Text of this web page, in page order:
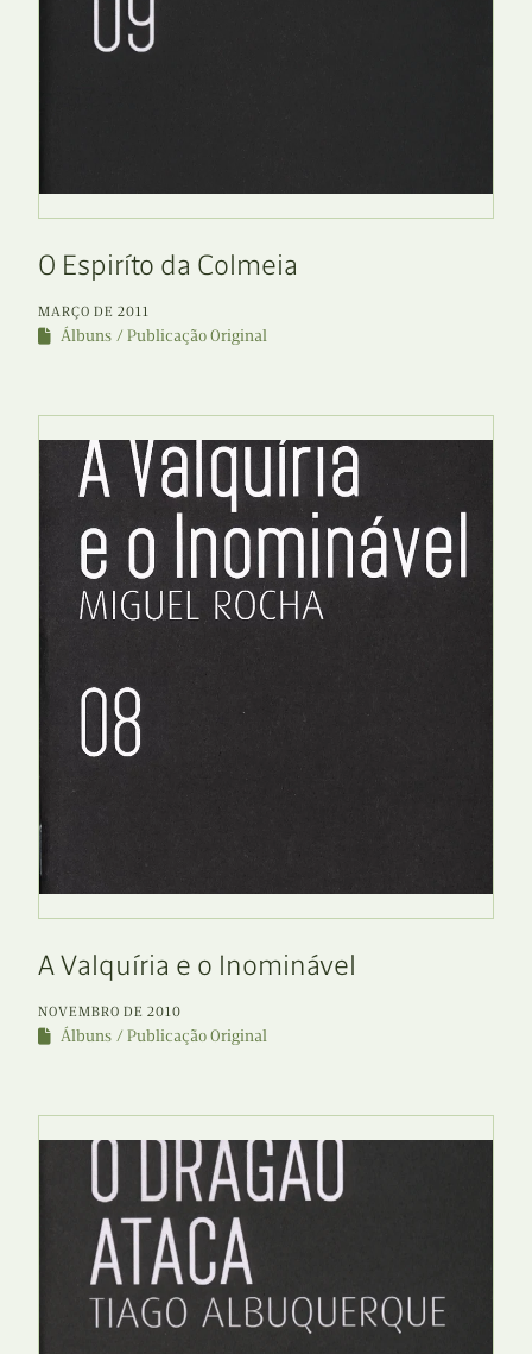
O Espiríto da Colmeia
MARÇO DE 2011
Álbuns Publicação Original
A Valquíria e o Inominável
NOVEMBRO DE 2010
Álbuns Publicação Original